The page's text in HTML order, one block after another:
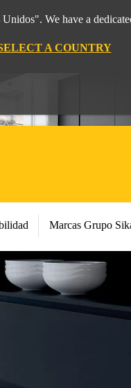
We have a
A COUNTRY
Marcas Grupo